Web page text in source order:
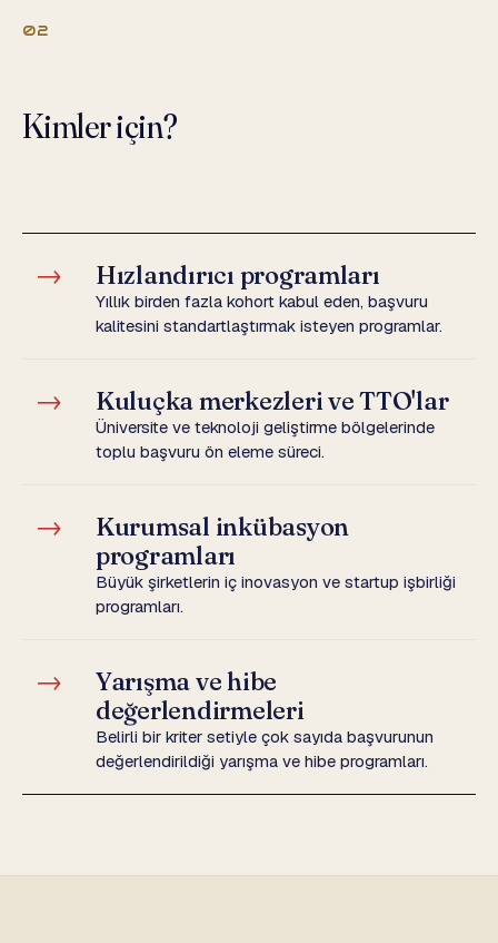
02
Kimler için?
→ Hızlandırıcı programları
Yıllık birden fazla kohort kabul eden, başvuru
kalitesini standartlaştırmak isteyen programlar.
→ Kuluçka merkezleri ve TTO'lar
Üniversite ve teknoloji geliştirme bölgelerinde
toplu başvuru ön eleme süreci.
→
Kurumsal inkübasyon
programları
Büyük şirketlerin iç inovasyon ve startup işbirliği
programları.
→
Yarışma ve hibe
değerlendirmeleri
Belirli bir kriter setiyle çok sayıda başvurunun
değerlendirildiği yarışma ve hibe programları.